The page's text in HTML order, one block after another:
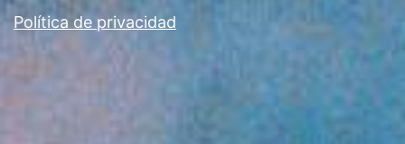
Política de privacidad